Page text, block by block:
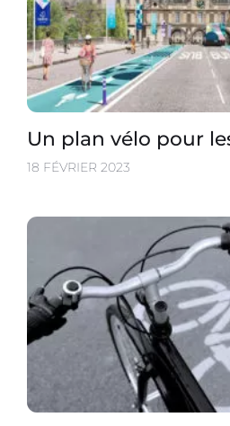
Un plan vélo pour
18 FÉVRIER 2023